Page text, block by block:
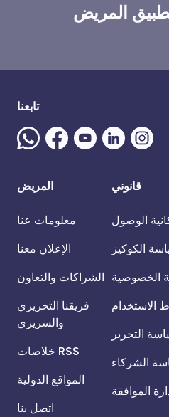
المريض
تابعنا
المريض
معلومات عنا
الإعلان معنا
الشراكات والتعاون
فريقنا التحريري
والسريري
خلاصات RSS
المواقع الدولية
اتصل بنا
قانوني
الوصول
الكوكيز
الخصوصية
الاستخدام
التحرير
الشركاء
الموافقة